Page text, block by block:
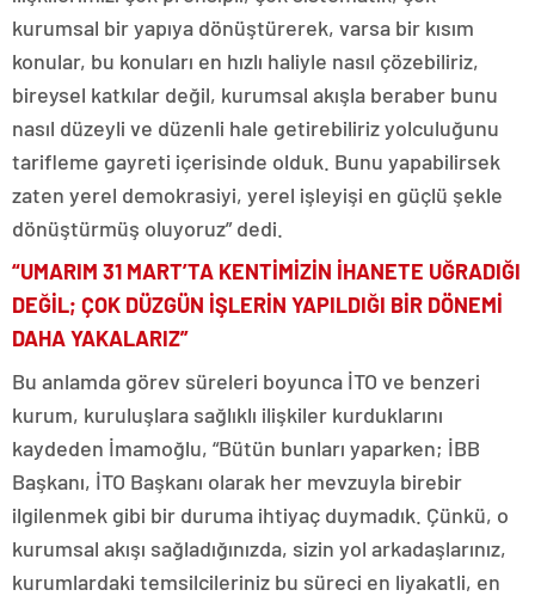
kurumsal bir yapıya dönüştürerek, varsa bir kısım
konular, bu konuları en hızlı haliyle nasıl çözebiliriz,
bireysel katkılar değil, kurumsal akışla beraber bunu
nasıl düzeyli ve düzenli hale getirebiliriz yolculuğunu
tarifleme gayreti içerisinde olduk. Bunu yapabilirsek
zaten yerel demokrasiyi, yerel işleyişi en güçlü şekle
dönüştürmüş oluyoruz” dedi.
“UMARIM 31 MART’TA KENTİMİZİN İHANETE UĞRADIĞI
DEĞİL; ÇOK DÜZGÜN İŞLERİN YAPILDIĞI BİR DÖNEMİ
DAHA YAKALARIZ”
Bu anlamda görev süreleri boyunca İTO ve benzeri
kurum, kuruluşlara sağlıklı ilişkiler kurduklarını
kaydeden İmamoğlu, “Bütün bunları yaparken; İBB
Başkanı, İTO Başkanı olarak her mevzuyla birebir
ilgilenmek gibi bir duruma ihtiyaç duymadık. Çünkü, o
kurumsal akışı sağladığınızda, sizin yol arkadaşlarınız,
kurumlardaki temsilcileriniz bu süreci en liyakatli, en